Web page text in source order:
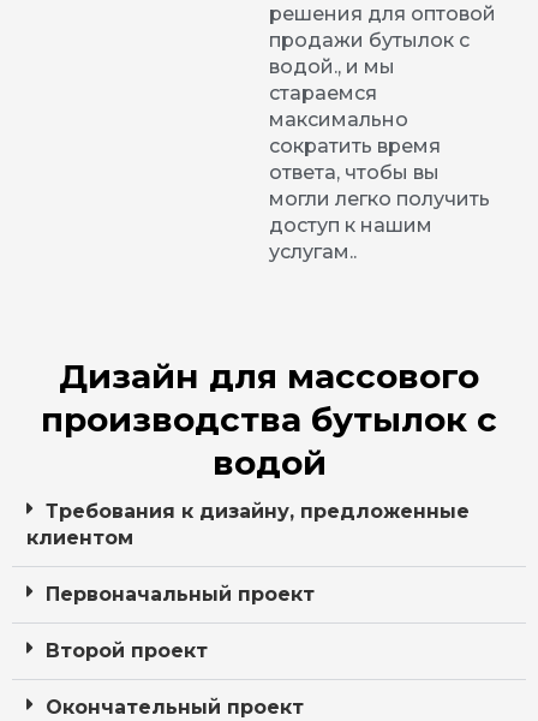
решения для оптовой
продажи бутылок с
водой., и мы
стараемся
максимально
сократить время
ответа, чтобы вы
могли легко получить
доступ к нашим
услугам..
Дизайн для массового
производства бутылок с
водой
Требования к дизайну, предложенные
клиентом
Первоначальный проект
Второй проект
Окончательный проект